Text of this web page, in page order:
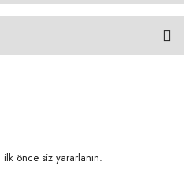
önce siz yararlanın.